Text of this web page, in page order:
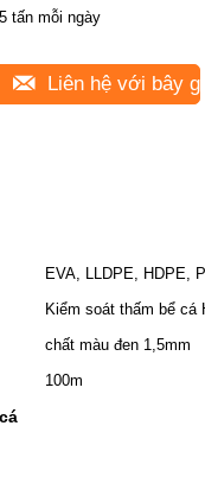
tấn mỗi ngày
Liên hệ với bây
EVA, LLDPE, HDPE,
Kiểm soát thấm bể cá
chất màu đen 1,5mm
100m